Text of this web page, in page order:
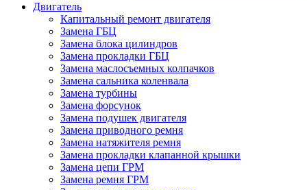
Двигатель
Капитальный ремонт двигателя
Замена ГБЦ
Замена блока цилиндров
Замена прокладки ГБЦ
Замена маслосъемных колпачков
Замена сальника коленвала
Замена турбины
Замена форсунок
Замена подушек двигателя
Замена приводного ремня
Замена натяжителя ремня
Замена прокладки клапанной крышки
Замена цепи ГРМ
Замена ремня ГРМ